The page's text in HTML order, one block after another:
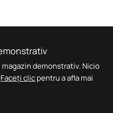
magazin demonstrativ. Nicio
Faceți clicpentru a afla mai